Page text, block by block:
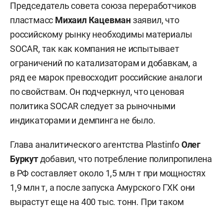
Председатель совета союза переработчиков
пластмасс Михаил Кацевманзаявил, что
российскому рынку необходимы материалы
SOCAR, так как компания не испытывает
ограничений по катализаторам и добавкам, а
ряд ее марок превосходит российские аналоги
по свойствам. Он подчеркнул, что ценовая
политика SOCAR следует за рыночными
индикаторами и демпинга не было.
Глава аналитического агентства PlastinfoОлег
Буркутдобавил, что потребление полипропилена
в РФ составляет около 1,5 млн т при мощностях
1,9 млн т, а после запуска Амурского ГХК они
вырастут еще на 400 тыс. тонн. При таком